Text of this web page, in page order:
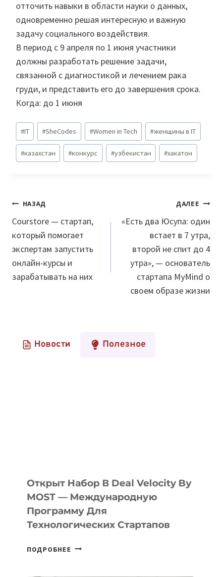
отточить навыки в области науки о данных,
одновременно решая интересную и важную
задачу социального воздействия.
В период с 9 апреля по 1 июня участники
должны разработать решение задачи,
связанной с диагностикой и лечением рака
груди, и представить его до завершения срока.
Когда: до 1 июня
Метки
записи:
#IT #SheCodes #Women in Tech #женщины в IT
#казахстан #конкурс #узбекистан #хакатон
Навигация
по
записям
НАЗАД
Courstore — стартап,
который помогает
экспертам запустить
онлайн-курсы и
зарабатывать на них
ДАЛЕЕ
«Есть два Юсупа: один
встает в 7 утра,
второй не спит до 4
утра», — основатель
стартапа MyMind о
своем образе жизни
Новости Полезное
Открыт Набор В Deal Velocity By
MOST — Международную
Программу Для
Технологических Стартапов
ПОДРОБНЕЕ ОТКРЫТ